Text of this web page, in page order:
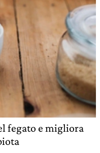
fegato e migliora